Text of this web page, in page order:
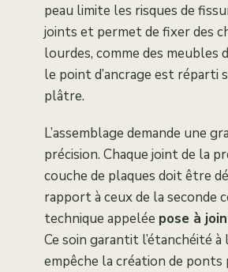
peau limite les risques de
joints et permet de fixer des
lourdes, comme des meubles
le point d’ancrage est réparti
plâtre.
L’assemblage demande une
précision. Chaque joint de la
couche de plaques doit être
rapport à ceux de la seconde
technique appelée pose à
Ce soin garantit l’étanchéité à
empêche la création de ponts